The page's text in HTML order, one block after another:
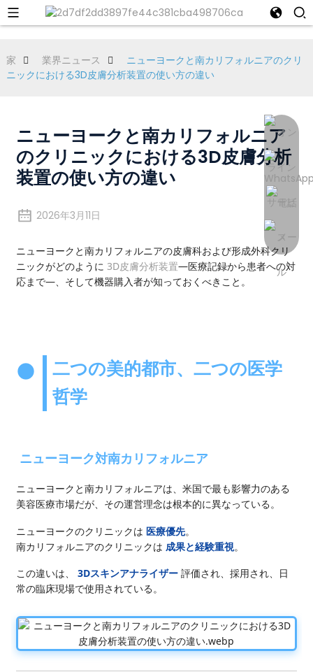
家 業界ニュース
ニューヨークと南カリフォルニアのクリ
ニックにおける3D皮膚分析装置の使い方の違い
ニューヨークと南カリフォルニア
のクリニックにおける3D皮膚分析
装置の使い方の違い
2026年3月11日
ニューヨークと南カリフォルニアの皮膚科および形成外科クリ
ニックがどのように 3D皮膚分析装置―医療記録から患者への対
応まで―、そして機器購入者が知っておくべきこと。
二つの美的都市、二つの医学
哲学
ニューヨーク対南カリフォルニア
ニューヨークと南カリフォルニアは、米国で最も影響力のある
美容医療市場だが、その運営理念は根本的に異なっている。
ニューヨークのクリニックは 医療優先。
南カリフォルニアのクリニックは 成果と経験重視。
この違いは、 3Dスキンアナライザー評価され、採用され、日
常の臨床現場で使用されている。